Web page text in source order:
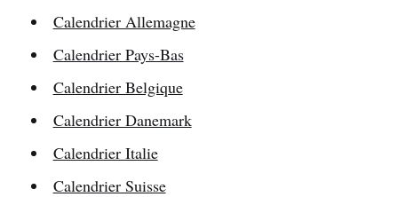
Calendrier Allemagne
Calendrier Pays-Bas
Calendrier Belgique
Calendrier Danemark
Calendrier Italie
Calendrier Suisse